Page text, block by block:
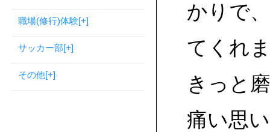
職場(修行)体験[+]
サッカー部[+]
その他[+]
かりで
てくれ
きっと
痛い思